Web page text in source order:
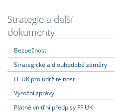
Dozvědět se více
Podat přihlášku
Dozvědět se více
Dozvědět se více
Dozvědět se více
Strategie a další
dokumenty
Bezpečnost
Strategické a dlouhodobé záměry
FF UK pro udržitelnost
Výroční zprávy
Platné vnitřní předpisy FF UK